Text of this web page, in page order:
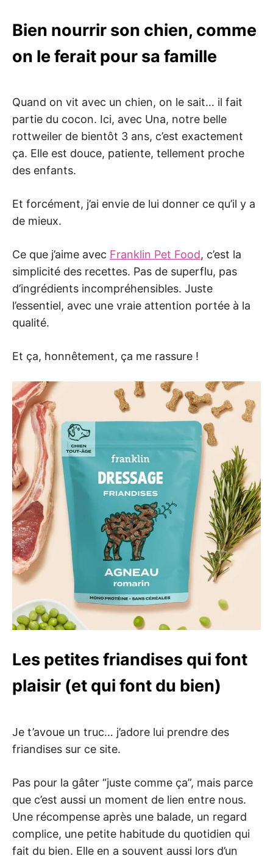
Bien nourrir son chien, comme
on le ferait pour sa famille
Quand on vit avec un chien, on le sait… il fait
partie du cocon. Ici, avec Una, notre belle
rottweiler de bientôt 3 ans, c’est exactement
ça. Elle est douce, patiente, tellement proche
des enfants.
Et forcément, j’ai envie de lui donner ce qu’il y a
de mieux.
Ce que j’aime avec Franklin Pet Food, c’est la
simplicité des recettes. Pas de superflu, pas
d’ingrédients incompréhensibles. Juste
l’essentiel, avec une vraie attention portée à la
qualité.
Et ça, honnêtement, ça me rassure !
Les petites friandises qui font
plaisir (et qui font du bien)
Je t’avoue un truc… j’adore lui prendre des
friandises sur ce site.
Pas pour la gâter “juste comme ça”, mais parce
que c’est aussi un moment de lien entre nous.
Une récompense après une balade, un regard
complice, une petite habitude du quotidien qui
fait du bien. Elle en a souvent aussi lors d’un